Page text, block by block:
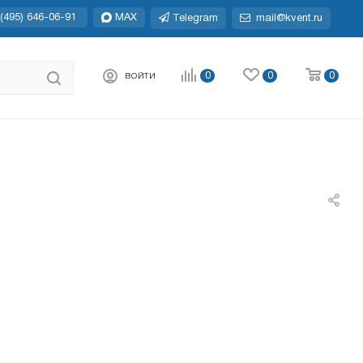
646-06-91 MAX Telegram mail@kvent.ru
ВОЙТИ 0 0 0